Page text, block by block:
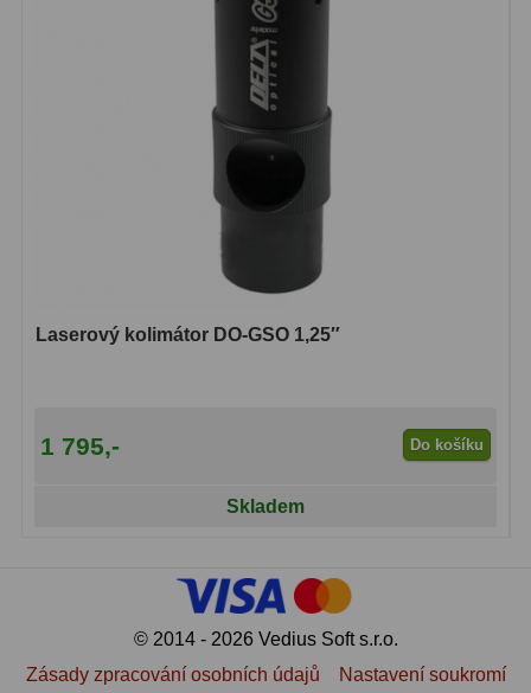
Laserový kolimátor DO-GSO 1,25″
1 795,- Do košíku
Skladem
© 2014 - 2026 Vedius Soft s.r.o.
Zásady zpracování osobních údajů
Nastavení soukromí